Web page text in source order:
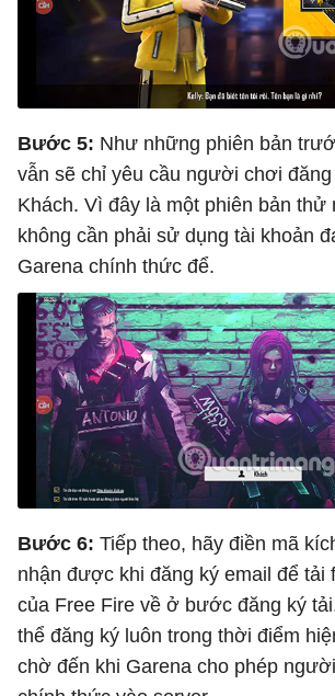
Bước 5: Như những phiên bản
vẫn sẽ chỉ yêu cầu người chơi
Khách. Vì đây là một phiên bản thử
không cần phải sử dụng tài khoản
Garena chính thức để.
Bước 6: Tiếp theo, hãy điền mã
nhận được khi đăng ký email để tải
của Free Fire về ở bước đăng ký
thể đăng ký luôn trong thời điểm
chờ đến khi Garena cho phép